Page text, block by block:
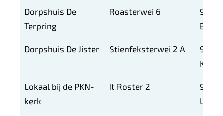
Dorpshuis De
Terpring
Roasterwei 6
9153
BR
Dorpshuis De Jister Stienfeksterwei 2 A
9131
KM
Lokaal bij de PKN-
kerk
It Roster 2
9132
LT